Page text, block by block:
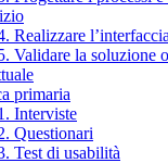
Realizzare
Validare la soluzione
primaria
Interviste
Questionari
Test di usabilità